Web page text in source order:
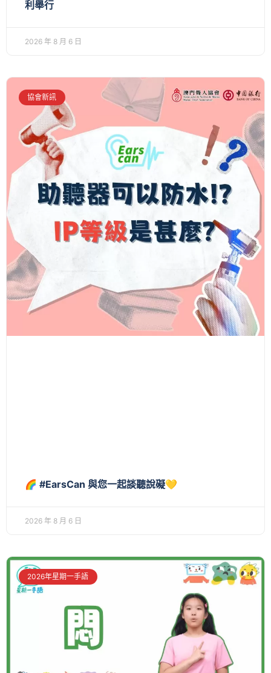
利舉行
2026 年 8 月 6 日
協會新訊
🌈 #EarsCan 與您一起談聽說礙💛
2026 年 8 月 6 日
2026年星期一手語